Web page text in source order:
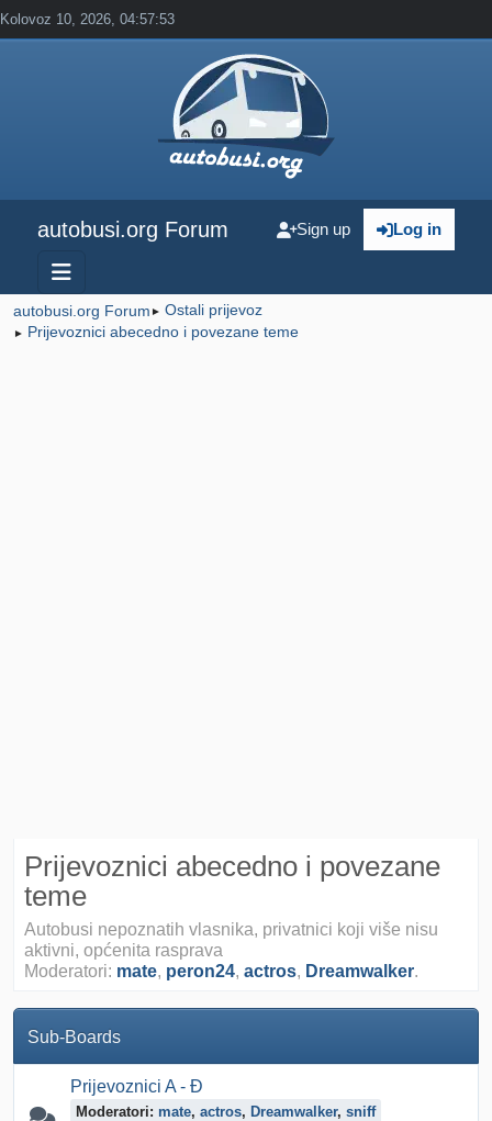
Kolovoz 10, 2026, 04:57:53
autobusi.org Forum Log in
Sign up
autobusi.org Forum ► Ostali prijevoz
► Prijevoznici abecedno i povezane teme
Prijevoznici abecedno i povezane
teme
Autobusi nepoznatih vlasnika, privatnici koji više nisu
aktivni, općenita rasprava
Moderatori: mate, peron24, actros, Dreamwalker.
Sub-Boards
Prijevoznici A - Đ
Moderatori: mate, actros, Dreamwalker, sniff